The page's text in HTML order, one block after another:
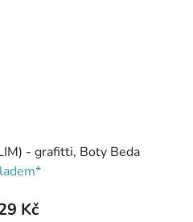
- grafitti, Boty Beda
Kč